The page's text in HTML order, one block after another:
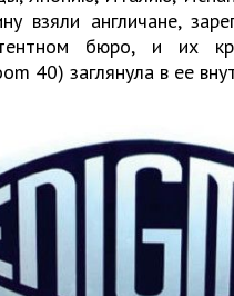
взяли англичане,
бюро, и их
40) заглянула в ее